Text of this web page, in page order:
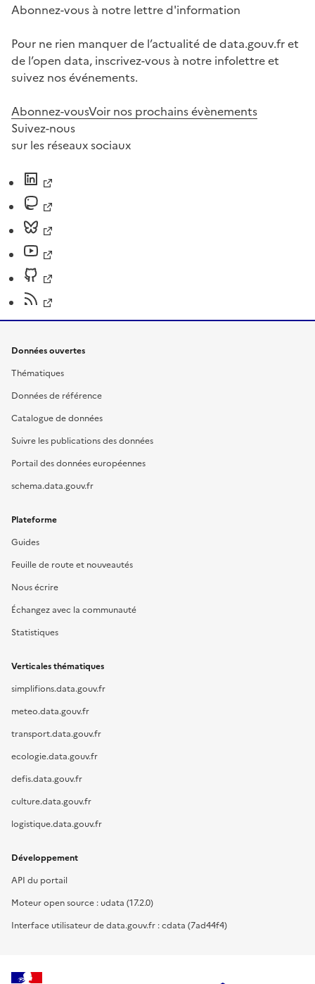
Abonnez-vous à notre lettre d'information
Pour ne rien manquer de l’actualité de data.gouv.fr et
de l’open data, inscrivez-vous à notre infolettre et
suivez nos événements.
Abonnez-vousVoir nos prochains évènements
Suivez-nous
sur les réseaux sociaux
Données ouvertes
Thématiques
Données de référence
Catalogue de données
Suivre les publications des données
Portail des données européennes
schema.data.gouv.fr
Plateforme
Guides
Feuille de route et nouveautés
Nous écrire
Échangez avec la communauté
Statistiques
Verticales thématiques
simplifions.data.gouv.fr
meteo.data.gouv.fr
transport.data.gouv.fr
ecologie.data.gouv.fr
defis.data.gouv.fr
culture.data.gouv.fr
logistique.data.gouv.fr
Développement
API du portail
Moteur open source : udata (17.2.0)
Interface utilisateur de data.gouv.fr : cdata (7ad44f4)